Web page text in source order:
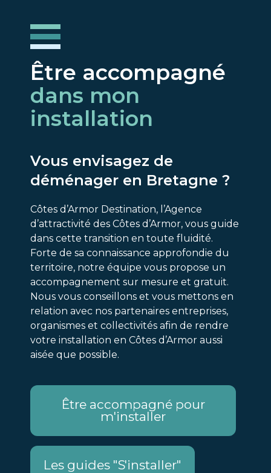
Être accompagné
dans mon
installation
Vous envisagez de
déménager en Bretagne ?
Côtes d’Armor Destination, l’Agence
d’attractivité des Côtes d’Armor, vous guide
dans cette transition en toute fluidité.
Forte de sa connaissance approfondie du
territoire, notre équipe vous propose un
accompagnement sur mesure et gratuit.
Nous vous conseillons et vous mettons en
relation avec nos partenaires entreprises,
organismes et collectivités afin de rendre
votre installation en Côtes d’Armor aussi
aisée que possible.
Être accompagné pour
m'installer
Les guides "S'installer"